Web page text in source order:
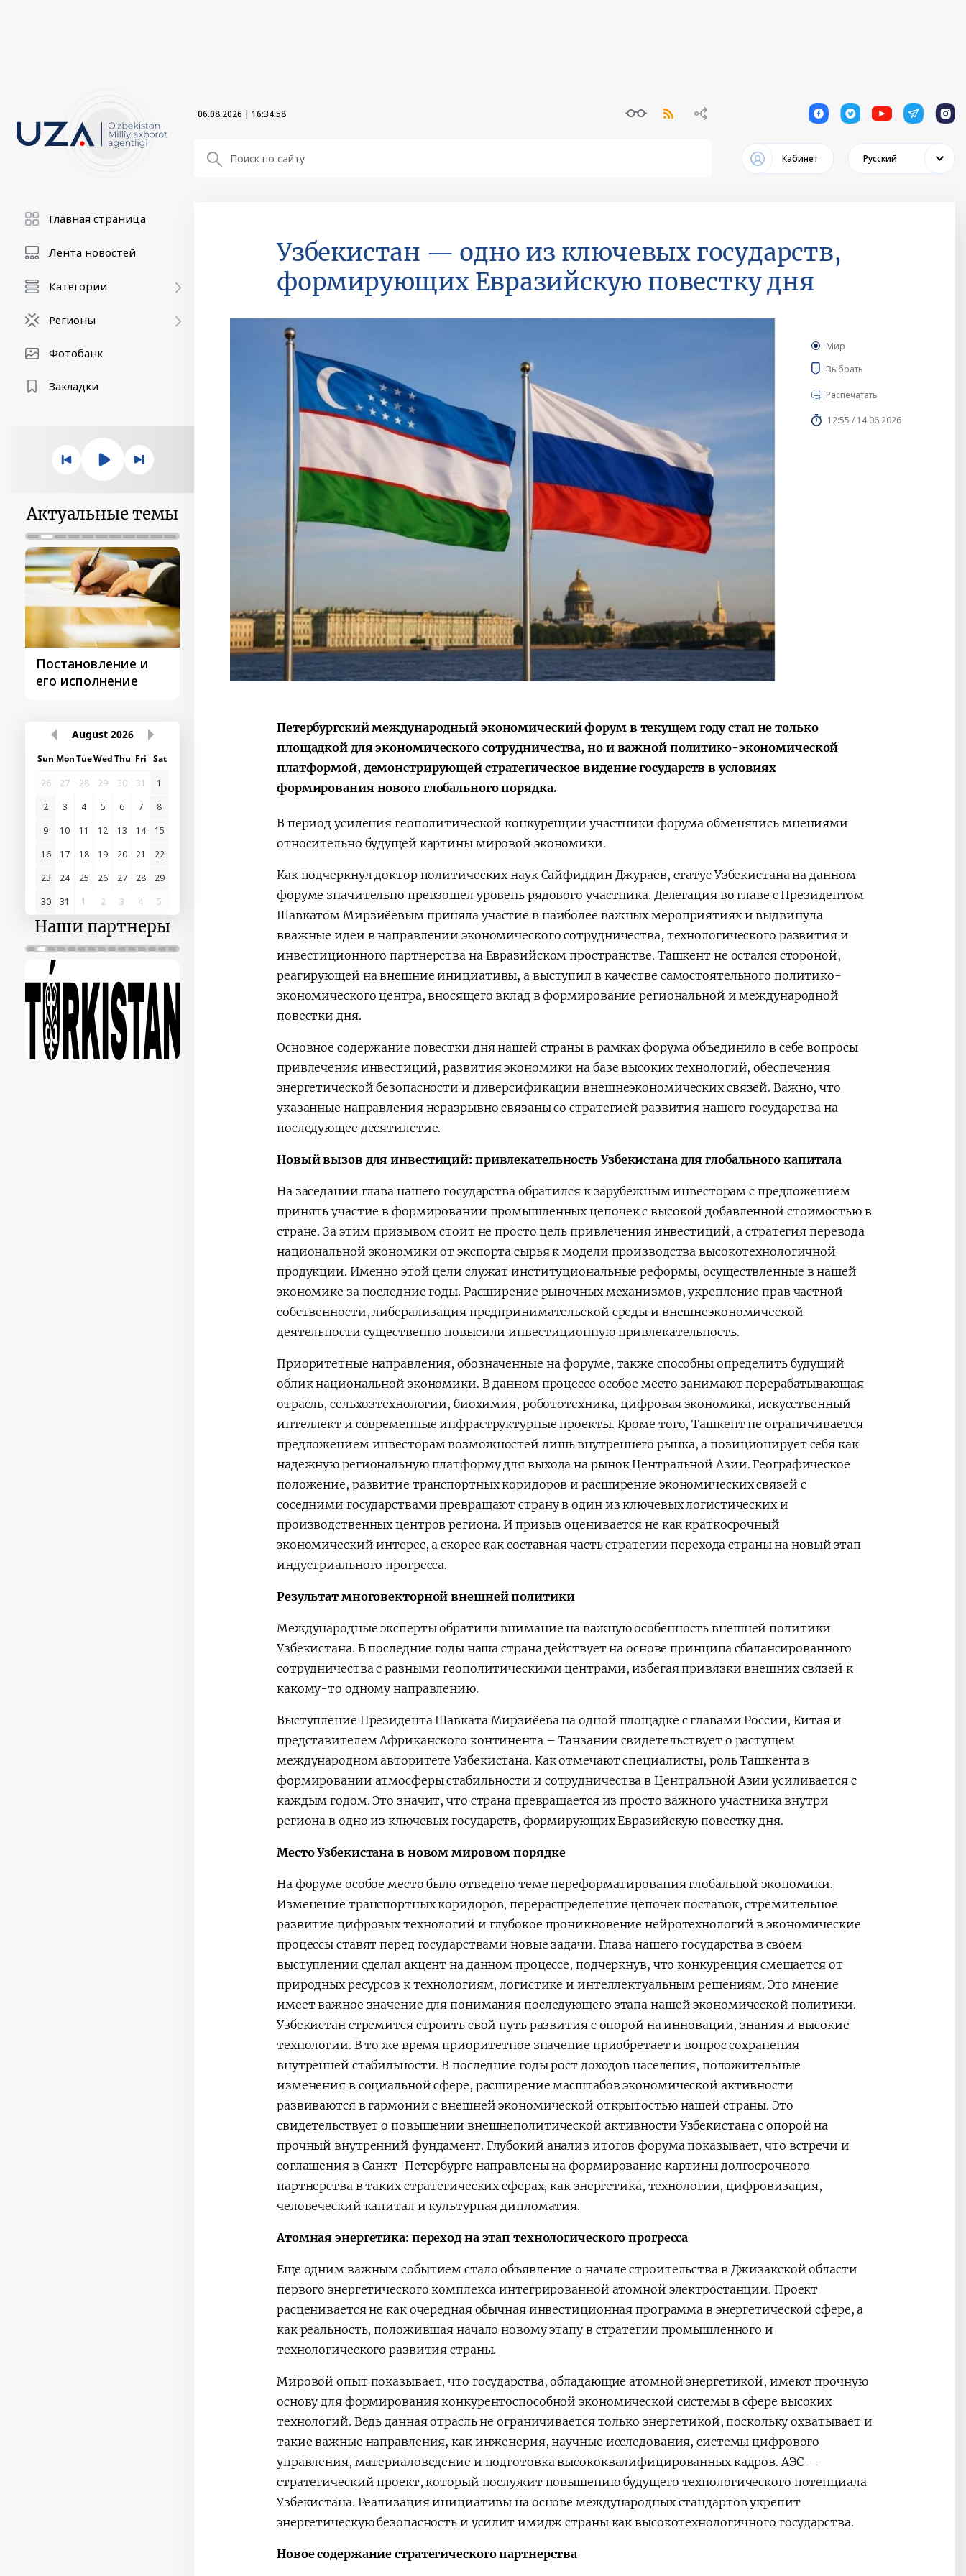
06.08.2026 | 16:34:59 1 1 1 1 1
Кабинет Русский
Главная страница
Лента новостей
Категории
Регионы
Фотобанк
Закладки
Актуальные темы
Постановление и
его исполнение
Поездки
Президента
Поручение
Президента – в
Видеоселекторные
совещания под
Шавката
Мирзиёева
После визита
Президента…
August 2026
Sun MonTueWedThu Fri Sat
26
27 28 29 30 31
1
2
3 4 5 6 7
8
9
10 11 12 13 14
15
16
17 18 19 20 21
22
23
24 25 26 27 28
29
30
31 1 2 3 4 5
Наши партнеры
Узбекистан — одно из ключевых государств,
формирующих Евразийскую повестку дня
Мир
Выбрать
Распечатать
12:55 / 14.06.2026
Петербургский международный экономический форум в текущем году стал не только
площадкой для экономического сотрудничества, но и важной политико-экономической
платформой, демонстрирующей стратегическое видение государств в условиях
формирования нового глобального порядка.
В период усиления геополитической конкуренции участники форума обменялись мнениями
относительно будущей картины мировой экономики.
Как подчеркнул доктор политических наук Сайфиддин Джураев, статус Узбекистана на данном
форуме значительно превзошел уровень рядового участника. Делегация во главе с Президентом
Шавкатом Мирзиёевым приняла участие в наиболее важных мероприятиях и выдвинула
вважные идеи в направлении экономического сотрудничества, технологического развития и
инвестиционного партнерства на Евразийском пространстве. Ташкент не остался стороной,
реагирующей на внешние инициативы, а выступил в качестве самостоятельного политико-
экономического центра, вносящего вклад в формирование региональной и международной
повестки дня.
Основное содержание повестки дня нашей страны в рамках форума объединило в себе вопросы
привлечения инвестиций, развития экономики на базе высоких технологий, обеспечения
энергетической безопасности и диверсификации внешнеэкономических связей. Важно, что
указанные направления неразрывно связаны со стратегией развития нашего государства на
последующее десятилетие.
Новый вызов для инвестиций: привлекательность Узбекистана для глобального капитала
На заседании глава нашего государства обратился к зарубежным инвесторам с предложением
принять участие в формировании промышленных цепочек с высокой добавленной стоимостью в
стране. За этим призывом стоит не просто цель привлечения инвестиций, а стратегия перевода
национальной экономики от экспорта сырья к модели производства высокотехнологичной
продукции. Именно этой цели служат институциональные реформы, осуществленные в нашей
экономике за последние годы. Расширение рыночных механизмов, укрепление прав частной
собственности, либерализация предпринимательской среды и внешнеэкономической
деятельности существенно повысили инвестиционную привлекательность.
Приоритетные направления, обозначенные на форуме, также способны определить будущий
облик национальной экономики. В данном процессе особое место занимают перерабатывающая
отрасль, сельхозтехнологии, биохимия, робототехника, цифровая экономика, искусственный
интеллект и современные инфраструктурные проекты. Кроме того, Ташкент не ограничивается
предложением инвесторам возможностей лишь внутреннего рынка, а позиционирует себя как
надежную региональную платформу для выхода на рынок Центральной Азии. Географическое
положение, развитие транспортных коридоров и расширение экономических связей с
соседними государствами превращают страну в один из ключевых логистических и
производственных центров региона. И призыв оценивается не как краткосрочный
экономический интерес, а скорее как составная часть стратегии перехода страны на новый этап
индустриального прогресса.
Результат многовекторной внешней политики
Международные эксперты обратили внимание на важную особенность внешней политики
Узбекистана. В последние годы наша страна действует на основе принципа сбалансированного
сотрудничества с разными геополитическими центрами, избегая привязки внешних связей к
какому-то одному направлению.
Выступление Президента Шавката Мирзиёева на одной площадке с главами России, Китая и
представителем Африканского континента – Танзании свидетельствует о растущем
международном авторитете Узбекистана. Как отмечают специалисты, роль Ташкента в
формировании атмосферы стабильности и сотрудничества в Центральной Азии усиливается с
каждым годом. Это значит, что страна превращается из просто важного участника внутри
региона в одно из ключевых государств, формирующих Евразийскую повестку дня.
Место Узбекистана в новом мировом порядке
На форуме особое место было отведено теме переформатирования глобальной экономики.
Изменение транспортных коридоров, перераспределение цепочек поставок, стремительное
развитие цифровых технологий и глубокое проникновение нейротехнологий в экономические
процессы ставят перед государствами новые задачи. Глава нашего государства в своем
выступлении сделал акцент на данном процессе, подчеркнув, что конкуренция смещается от
природных ресурсов к технологиям, логистике и интеллектуальным решениям. Это мнение
имеет важное значение для понимания последующего этапа нашей экономической политики.
Узбекистан стремится строить свой путь развития с опорой на инновации, знания и высокие
технологии. В то же время приоритетное значение приобретает и вопрос сохранения
внутренней стабильности. В последние годы рост доходов населения, положительные
изменения в социальной сфере, расширение масштабов экономической активности
развиваются в гармонии с внешней экономической открытостью нашей страны. Это
свидетельствует о повышении внешнеполитической активности Узбекистана с опорой на
прочный внутренний фундамент. Глубокий анализ итогов форума показывает, что встречи и
соглашения в Санкт-Петербурге направлены на формирование картины долгосрочного
партнерства в таких стратегических сферах, как энергетика, технологии, цифровизация,
человеческий капитал и культурная дипломатия.
Атомная энергетика: переход на этап технологического прогресса
Еще одним важным событием стало объявление о начале строительства в Джизакской области
первого энергетического комплекса интегрированной атомной электростанции. Проект
расценивается не как очередная обычная инвестиционная программа в энергетической сфере, а
как реальность, положившая начало новому этапу в стратегии промышленного и
технологического развития страны.
Мировой опыт показывает, что государства, обладающие атомной энергетикой, имеют прочную
основу для формирования конкурентоспособной экономической системы в сфере высоких
технологий. Ведь данная отрасль не ограничивается только энергетикой, поскольку охватывает и
такие важные направления, как инженерия, научные исследования, системы цифрового
управления, материаловедение и подготовка высококвалифицированных кадров. АЭС —
стратегический проект, который послужит повышению будущего технологического потенциала
Узбекистана. Реализация инициативы на основе международных стандартов укрепит
энергетическую безопасность и усилит имидж страны как высокотехнологичного государства.
Новое содержание стратегического партнерства